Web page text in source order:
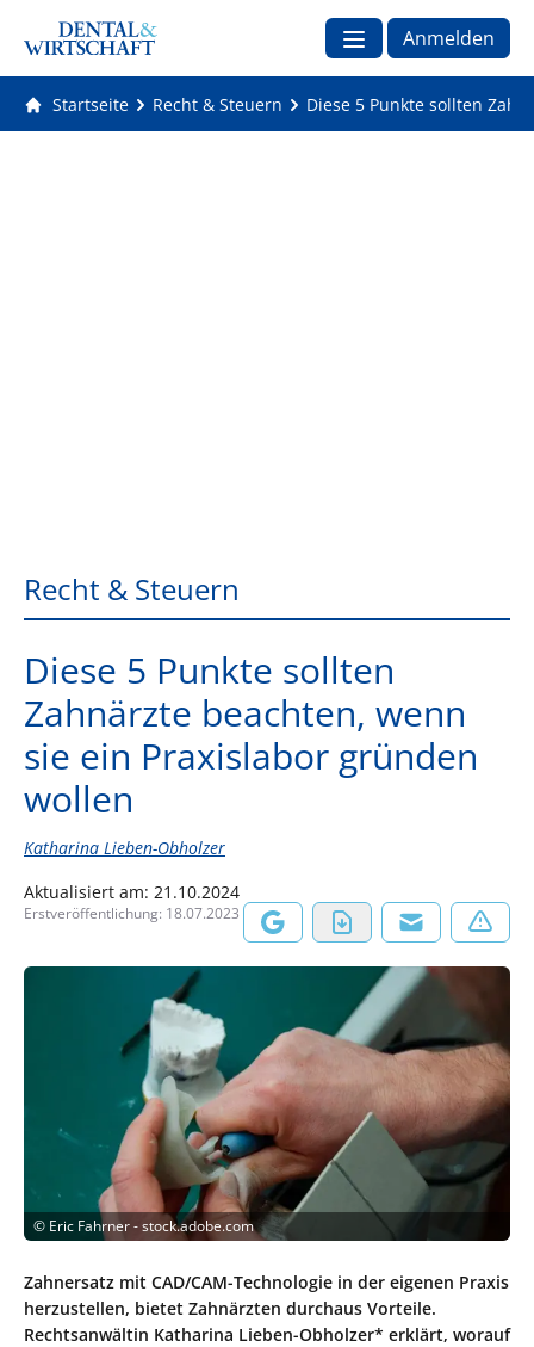
Anmelden
Startseite Recht & Steuern Diese 5 Punkte sollten
Recht & Steuern
Diese 5 Punkte sollten
Zahnärzte beachten, wenn
sie ein Praxislabor gründen
wollen
Katharina Lieben-Obholzer
Aktualisiert am: 21.10.2024
Erstveröffentlichung: 18.07.2023
© Eric Fahrner - stock.adobe.com
Zahnersatz mit CAD/CAM-Technologie in der eigenen Praxis
herzustellen, bietet Zahnärzten durchaus Vorteile.
Rechtsanwältin Katharina Lieben-Obholzer* erklärt, worauf